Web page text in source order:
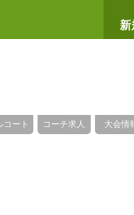
新
コート コーチ求人 大会情